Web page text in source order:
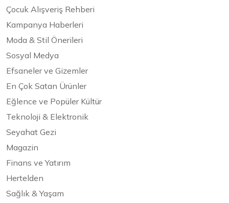
Çocuk Alışveriş Rehberi
Kampanya Haberleri
Moda & Stil Önerileri
Sosyal Medya
Efsaneler ve Gizemler
En Çok Satan Ürünler
Eğlence ve Popüler Kültür
Teknoloji & Elektronik
Seyahat Gezi
Magazin
Finans ve Yatırım
Hertelden
Sağlık & Yaşam